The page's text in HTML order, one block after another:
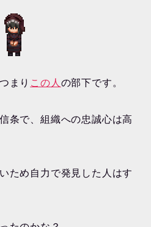
まり この人 の部下です。
条で、組織への忠誠心は高
ため自力で発見した人はす